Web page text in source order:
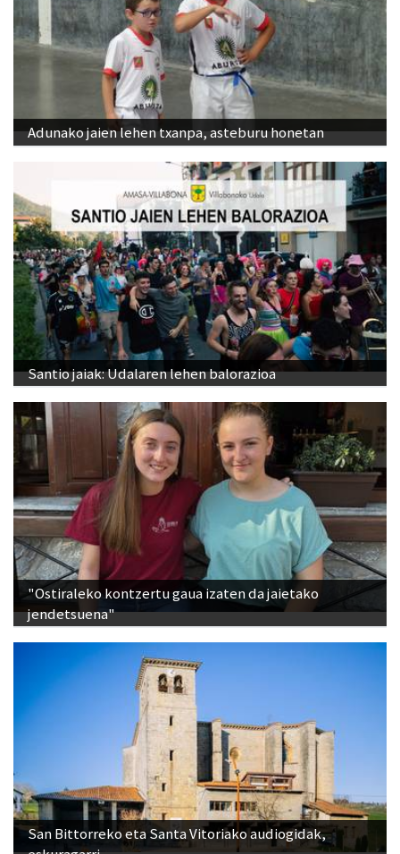
Adunako jaien lehen txanpa, asteburu honetan
Santio jaiak: Udalaren lehen balorazioa
"Ostiraleko kontzertu gaua izaten da jaietako
jendetsuena"